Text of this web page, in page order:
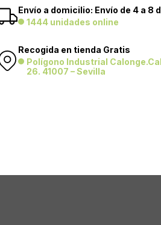
Envío a domicilio: Envío de 4 a 8
1444 unidades online
Recogida en tienda Gratis
Polígono Industrial
26. 41007 – Sevilla